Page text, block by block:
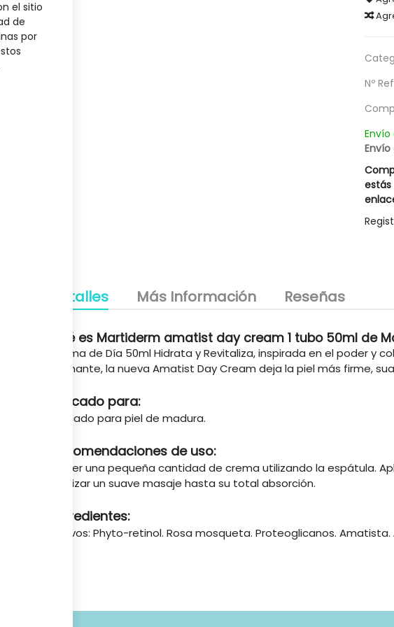
Nº
Detalles Más Información Reseñas
Qué es Martiderm amatist day cream 1 tubo 50ml de
Crema de Día 50ml Hidrata y Revitaliza, inspirada en el poder y
calmante, la nueva Amatist Day Cream deja la piel más firme,
Indicado para:
Indicado para piel de madura.
Recomendaciones de uso:
Coger una pequeña cantidad de crema utilizando la espátula.
Realizar un suave masaje hasta su total absorción.
Ingredientes:
Activos: Phyto-retinol. Rosa mosqueta. Proteoglicanos. Amatista.
Champú Cabellos Blancos Silver Hair
Champú Descamaciones Liposín
el sitio
de
por